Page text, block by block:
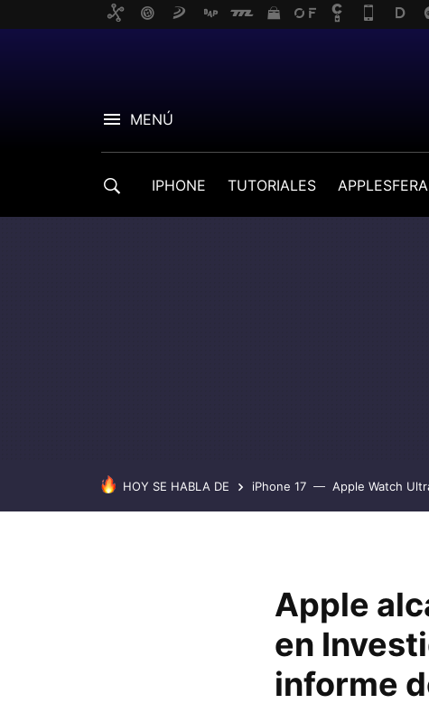
MENÚ
IPHONE TUTORIALES
HOY SE HABLA DE iPhone 17 Apple Watch
Apple
en
informe